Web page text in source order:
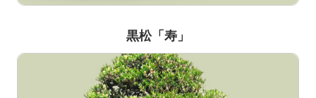
黒松「寿」